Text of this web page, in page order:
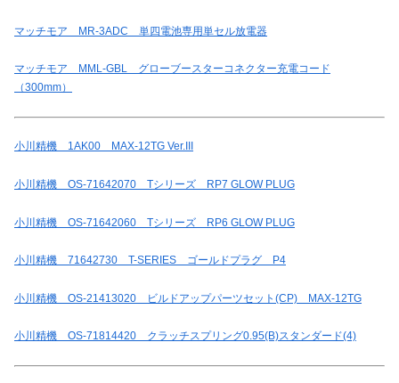
マッチモア MR-3ADC 単四電池専用単セル放電器
マッチモア MML-GBL グローブースターコネクター充電コード
（300mm）
小川精機 1AK00 MAX-12TG Ver.III
小川精機 OS-71642070 Tシリーズ RP7 GLOW PLUG
小川精機 OS-71642060 Tシリーズ RP6 GLOW PLUG
小川精機 71642730 T-SERIES ゴールドプラグ P4
小川精機 OS-21413020 ビルドアップパーツセット(CP) MAX-12TG
小川精機 OS-71814420 クラッチスプリング0.95(B)スタンダード(4)